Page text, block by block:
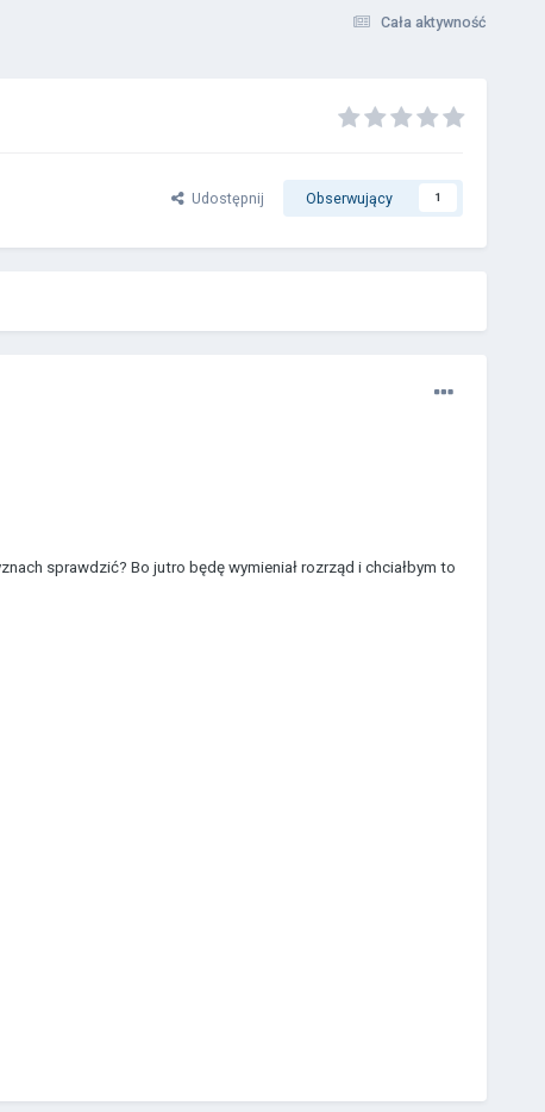
Cała aktywność
Udostępnij Obserwujący 1
sprawdzić? Bo jutro będę wymieniał rozrząd i chciałbym to